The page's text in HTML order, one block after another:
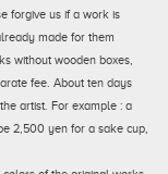
forgive us if a work is
made for them
without wooden boxes,
fee. About ten days
artist. For example : a
2,500 yen for a sake cup,